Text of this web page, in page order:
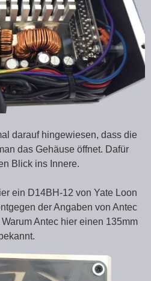
darauf hingewiesen, dass die
das Gehäuse öffnet. Dafür
Blick ins Innere.
ein D14BH-12 von Yate Loon
der Angaben von Antec
Antec hier einen 135mm